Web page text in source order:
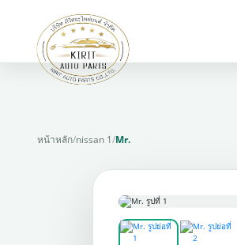
หน้าหลัก/nissan 1/Mr.